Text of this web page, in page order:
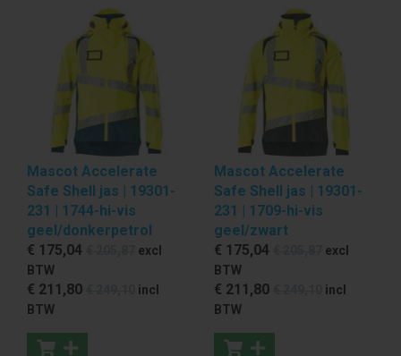
Mascot Accelerate
Safe Shell jas | 19301-
231 | 1744-hi-vis
geel/donkerpetrol
€ 175,04
excl
BTW
€ 211 ,80
incl
BTW
Mascot Accelerate
Safe Shell jas | 19301-
231 | 1709-hi-vis
geel/zwart
€ 175,04
excl
BTW
€ 211 ,80
incl
BTW